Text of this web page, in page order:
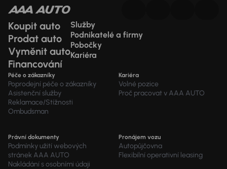
Koupit auto
Prodat auto
Vyměnit auto
Financování
Služby
Podnikatelé a firmy
Pobočky
Kariéra
Péče o zákazníky
Poprodejní péče o zákazníky
Asistenční služby
Reklamace/Stížnosti
Ombudsman
Kariéra
Volné pozice
Proč pracovat v AAA AUTO
Právní dokumenty
Podmínky užití webových
stránek AAA AUTO
Nakládání s osobními údaji
Pronájem vozu
Autopůjčovna
Flexibilní operativní leasing